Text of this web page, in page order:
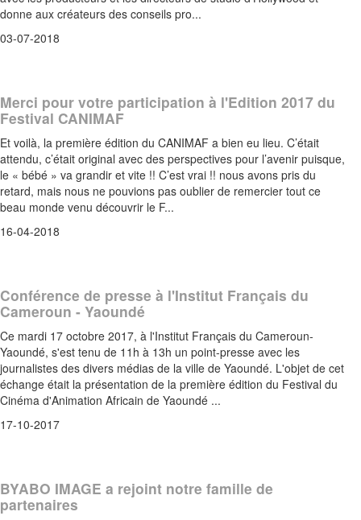
donne aux créateurs des conseils pro...
03-07-2018
Merci pour votre participation à l'Edition 2017 du
Festival CANIMAF
Et voilà, la première édition du CANIMAF a bien eu lieu. C’était
attendu, c’était original avec des perspectives pour l’avenir puisque,
le « bébé » va grandir et vite !! C’est vrai !! nous avons pris du
retard, mais nous ne pouvions pas oublier de remercier tout ce
beau monde venu découvrir le F...
16-04-2018
Conférence de presse à l'Institut Français du
Cameroun - Yaoundé
Ce mardi 17 octobre 2017, à l'Institut Français du Cameroun-
Yaoundé, s'est tenu de 11h à 13h un point-presse avec les
journalistes des divers médias de la ville de Yaoundé. L'objet de cet
échange était la présentation de la première édition du Festival du
Cinéma d'Animation Africain de Yaoundé ...
17-10-2017
BYABO IMAGE a rejoint notre famille de
partenaires